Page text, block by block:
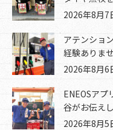
2026年8月7
アテンショ
経験ありま
2026年8月6
ENEOSアプ
谷がお伝え
2026年8月5